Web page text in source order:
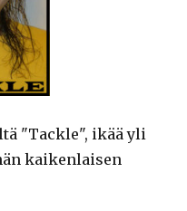
"Tackle", ikää yli
kaikenlaisen